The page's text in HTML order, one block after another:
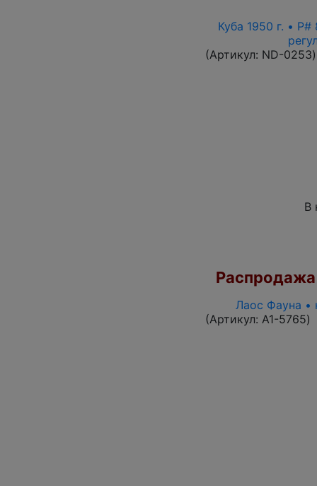
Куба 1950 г. •
(Артикул: ND-0253)
В
Распродажа
Лаос Фауна •
(Артикул: A1-5765)